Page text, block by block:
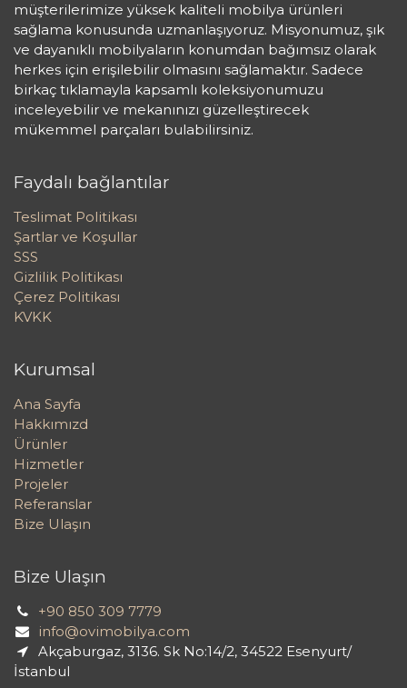
müşterilerimize yüksek kaliteli mobilya ürünleri
sağlama konusunda uzmanlaşıyoruz. Misyonumuz, şık
ve dayanıklı mobilyaların konumdan bağımsız olarak
herkes için erişilebilir olmasını sağlamaktır. Sadece
birkaç tıklamayla kapsamlı koleksiyonumuzu
inceleyebilir ve mekanınızı güzelleştirecek
mükemmel parçaları bulabilirsiniz.
Bize Ulaşın
+90 850 309 7779
info@ovimobilya.com
Akçaburgaz, 3136. Sk No:14/2, 34522 Esenyurt/
İstanbul
Faydalı bağlantılar
Teslimat Politikası
Şartlar ve Koşullar
SSS
Gizlilik Politikası
Çerez Politikası
KVKK
Kurumsal
Ana Sayfa
Hakkımızd
Ürünler
Hizmetler
Projeler
Referanslar
Bize Ulaşın